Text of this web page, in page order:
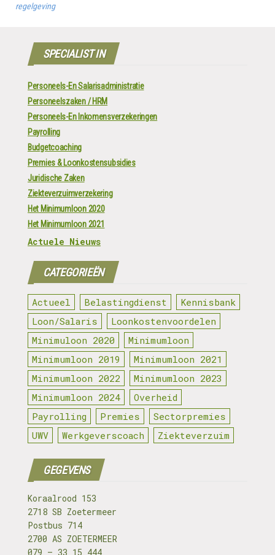
regelgeving
SPECIALIST IN
Personeels-En Salarisadministratie
Personeelszaken / HRM
Personeels-En Inkomensverzekeringen
Payrolling
Budgetcoaching
Premies & Loonkostensubsidies
Juridische Zaken
Ziekteverzuimverzekering
Het Minimumloon 2020
Het Minimumloon 2021
Actuele Nieuws
CATEGORIEËN
Actueel Belastingdienst
Kennisbank
Loon/Salaris
Loonkostenvoordelen
Minimuloon 2020
Minimumloon
Minimumloon 2019
Minimumloon 2021
Minimumloon 2022
Minimumloon 2023
Minimumloon 2024
Overheid
Payrolling
Premies
Sectorpremies
UWV
Werkgeverscoach Ziekteverzuim
GEGEVENS
Koraalrood 153
2718 SB Zoetermeer
Postbus 714
2700 AS ZOETERMEER
079 – 33 15 444